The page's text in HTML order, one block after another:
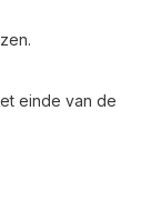
einde van de